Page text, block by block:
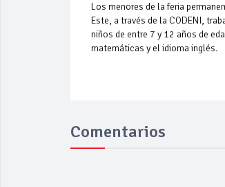
Los menores de la feria
Este, a través de la CODENI,
niños de entre 7 y 12 años de
matemáticas y el idioma inglés.
Comentarios